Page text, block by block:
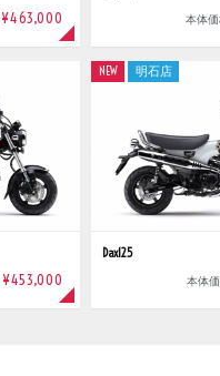
¥463,000 本体
¥453,000
Dax125
本体
NEW 明石店